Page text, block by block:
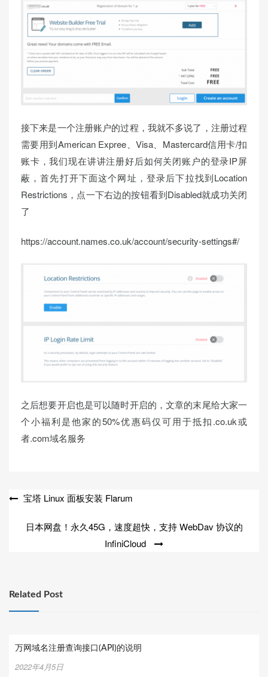
接下来是一个注册账户的过程，我就不多说了，注册过程
需要用到American Expree、Visa、Mastercard信用卡/扣
账卡，我们现在讲讲注册好后如何关闭账户的登录IP屏
蔽，首先打开下面这个网址，登录后下拉找到Location
Restrictions，点一下右边的按钮看到Disabled就成功关闭
了
https://account.names.co.uk/account/security-settings#/
之后想要开启也是可以随时开启的，文章的末尾给大家一
个小福利是他家的50%优惠码仅可用于抵扣.co.uk或
者.com域名服务
文 宝塔 Linux 面板安装 Flarum
日本网盘！永久45G，速度超快，支持 WebDav 协议的
InfiniCloud
Related Post
万网域名注册查询接口(API)的说明
2022年4月5日